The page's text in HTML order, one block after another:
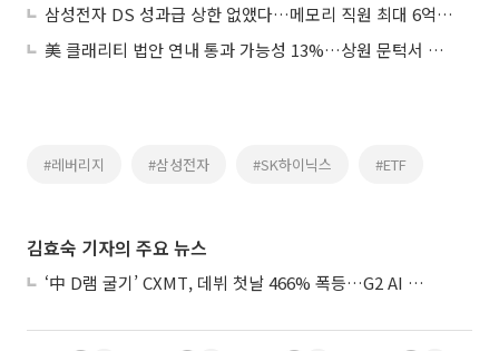
삼성전자 DS 성과급 상한 없앴다…메모리 직원 최대 6억원 가능
美 클래리티 법안 연내 통과 가능성 13%…상원 문턱서 제동
#레버리지 #삼성전자 #SK하이닉스 #ETF
김효숙 기자의 주요 뉴스
‘中 D램 굴기’ CXMT, 데뷔 첫날 466% 폭등…G2 AI 패권 ‘쩐의 전쟁’